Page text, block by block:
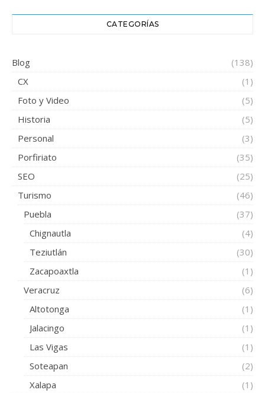
CATEGORÍAS
Blog
(138)
CX
(1)
Foto y Video
(5)
Historia
(5)
Personal
(3)
Porfiriato
(35)
SEO
(25)
Turismo
(46)
Puebla
(37)
Chignautla
(4)
Teziutlán
(30)
Zacapoaxtla
(1)
Veracruz
(6)
Altotonga
(1)
Jalacingo
(1)
Las Vigas
(1)
Soteapan
(2)
Xalapa
(1)